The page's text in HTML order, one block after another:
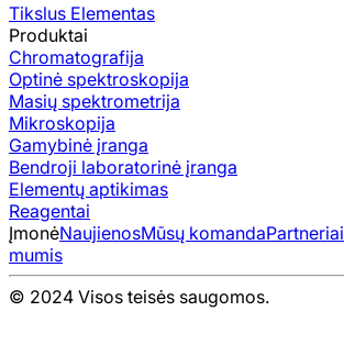
Tikslus Elementas
Produktai
Chromatografija
Optinė spektroskopija
Masių spektrometrija
Mikroskopija
Gamybinė įranga
Bendroji laboratorinė įranga
Elementų aptikimas
Reagentai
ĮmonėNaujienosMūsų komandaPartneriai
mumis
© 2024 Visos teisės saugomos.